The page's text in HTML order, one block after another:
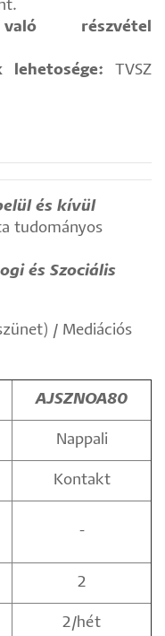
részvétel
lehetosége: TVSZ
és kívül
tudományos
és Szociális
/ Mediációs
AJSZNOA80
Nappali
Kontakt
-
2
2/hét